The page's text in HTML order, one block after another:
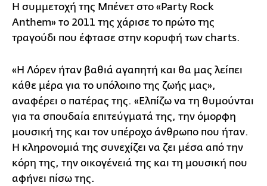
Η συμμετοχή της Μπένετ στο «Party Rock
Anthem» το 2011 της χάρισε το πρώτο της
τραγούδι που έφτασε στην κορυφή των charts.
«Η Λόρεν ήταν βαθιά αγαπητή και θα μας λείπει
κάθε μέρα για το υπόλοιπο της ζωής μας»,
αναφέρει ο πατέρας της. «Ελπίζω να τη θυμούνται
για τα σπουδαία επιτεύγματά της, την όμορφη
μουσική της και τον υπέροχο άνθρωπο που ήταν.
Η κληρονομιά της συνεχίζει να ζει μέσα από την
κόρη της, την οικογένειά της και τη μουσική που
αφήνει πίσω της.